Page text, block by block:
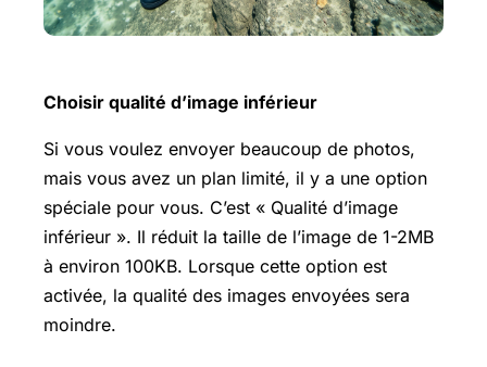
Choisir qualité d’image inférieur
Si vous voulez envoyer beaucoup de photos,
mais vous avez un plan limité, il y a une option
spéciale pour vous. C’est « Qualité d’image
inférieur ». Il réduit la taille de l’image de 1-2MB
à environ 100KB. Lorsque cette option est
activée, la qualité des images envoyées sera
moindre.